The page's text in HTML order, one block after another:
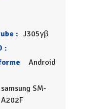
: J305γβ
:
Android
samsung SM-
A202F